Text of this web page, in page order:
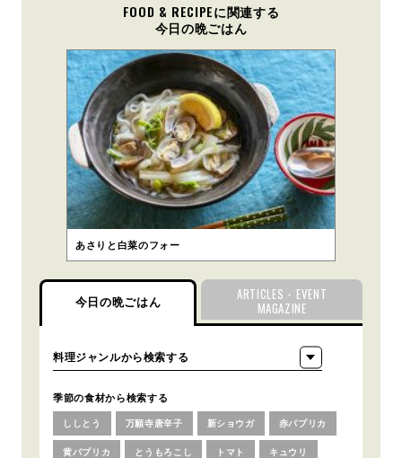
FOOD & RECIPEに関連する
今日の晩ごはん
あさりと白菜のフォー
今日の晩ごはん
ARTICLES・EVENT
MAGAZINE
季節の食材から検索する
ししとう 万願寺唐辛子 新ショウガ 赤パプリカ
黄パプリカ とうもろこし トマト キュウリ